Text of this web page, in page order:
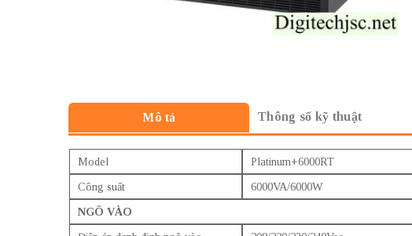
Mô tả Thông số kỹ thuật
Model
Platinum+6000RT
Công suất
6000VA/6000W
NGÕ VÀO